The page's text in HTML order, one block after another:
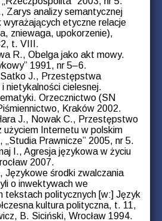
Zarys analizy semantycznej
wyrażających etyczne relacje
zniewaga, upokorzenie),
t. VIII.
R., Obelga jako akt mowy.
1991, nr 5–6.
Satko J., Przestępstwa
nietykalności cielesnej.
Orzecznictwo (SN
Kraków 2002.
J., Nowak C., Przestępstwo
użyciem Internetu w polskim
„Studia Prawnicze” 2005, nr 5.
I., Agresja językowa w życiu
2007.
Językowe środki zwalczania
o inwektywach we
tekstach politycznych [w:] Język
kultura polityczna, t. 11,
B. Siciński, Wrocław 1994.